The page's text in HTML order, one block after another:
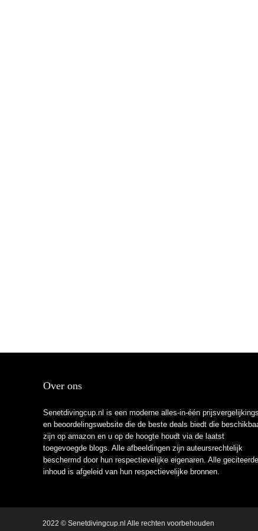
Over ons
Senetdivingcup.nl is een moderne alles-in-één
en beoordelingswebsite die de beste deals biedt die
zijn op amazon en u op de hoogte houdt via de laatst
toegevoegde blogs. Alle afbeeldingen zijn auteursrechtelijk
beschermd door hun respectievelijke eigenaren. Alle geciteerde
inhoud is afgeleid van hun respectievelijke bronnen.
2022 © Senetdivingcup.nl Alle rechten voorbehouden